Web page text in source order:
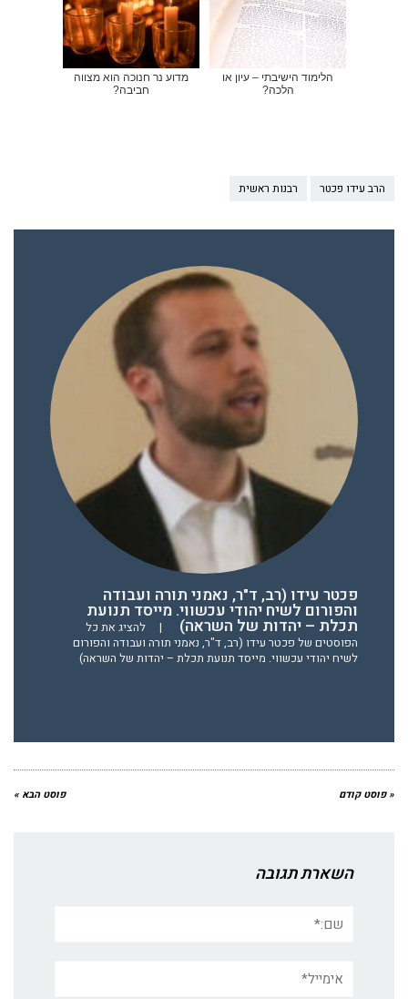
הלימוד הישיבתי – עיון או
הלכה?
מדוע נר חנוכה הוא מצווה
חביבה?
הרב עידו פכטר רבנות ראשית
פכטר עידו (רב, ד"ר, נאמני תורה ועבודה
והפורום לשיח יהודי עכשווי. מייסד תנועת
תכלת – יהדות של השראה) |
להציג את כל
הפוסטים של פכטר עידו (רב, ד"ר, נאמני תורה ועבודה והפורום
לשיח יהודי עכשווי. מייסד תנועת תכלת – יהדות של השראה)
« פוסט קודם פוסט הבא »
השארת תגובה